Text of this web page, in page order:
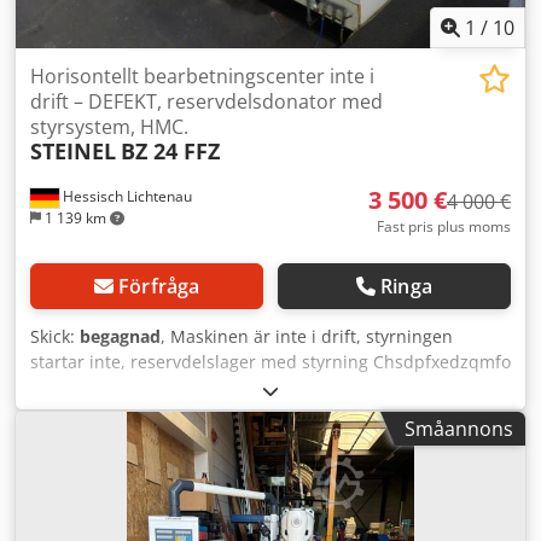
1 / 10
Hessisch Lichtenau
1 139 km
Horisontellt bearbetningscenter inte i
drift – DEFEKT, reservdelsdonator med
styrsystem, HMC.
STEINEL BZ 24 FFZ
3 500 €4 000 €
Fast pris plus moms
Förfråga Ringa
Skick: begagnad, Maskinen är inte i drift, styrningen
startar inte, reservdelslager med styrning Chsdpfxedzqmfo
Agqea Horisontellt bearbetningscenter med palettväxlare
STEINEL, modell BZ 24 FFZ med CNC-styrning SIEMENS
Sinumerik 850 M Fabriksnummer 58, tillverkningsår 1990
Slaglängd X: 630 mm, Y: 500 mm, Z: 500 mm Bordsstorlek
per palett: 400 x 400 mm Palettsvängning: B-axel
Spindelhastighet: max. 7100 varv/min, steglöst
Småannons